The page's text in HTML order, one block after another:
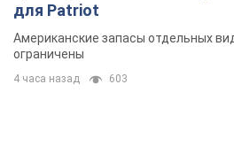
для Patriot
Американские запасы отдельных
ограничены
4 часа назад 603